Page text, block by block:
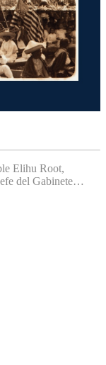
Elihu Root,
del Gabinete…